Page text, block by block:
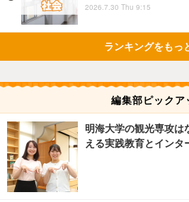
2026.7.30 Thu 9:15
ランキングをもっ
編集部ピックア
明海大学の観光専攻は
える実践教育とインタ